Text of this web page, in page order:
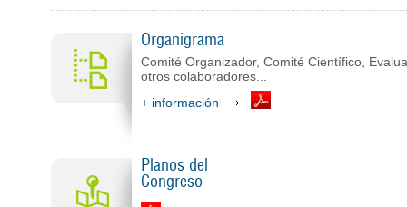
Organigrama
Comité Organizador, Comité Científico,
otros colaboradores...
+ información
Planos del
Congreso